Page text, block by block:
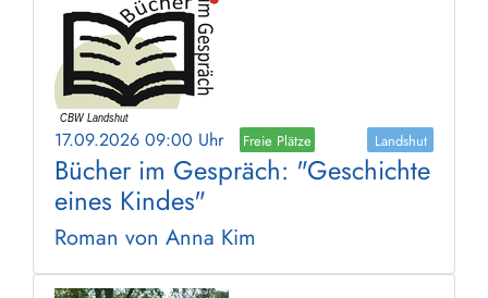
17.09.2026 09:00 Uhr Freie Plätze Landshut
Bücher im Gespräch: "Geschichte
eines Kindes"
Roman von Anna Kim